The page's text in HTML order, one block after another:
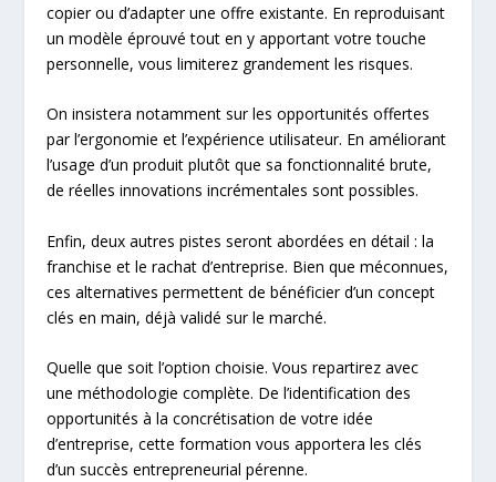
copier ou d’adapter une offre existante. En reproduisant
un modèle éprouvé tout en y apportant votre touche
personnelle, vous limiterez grandement les risques.
On insistera notamment sur les opportunités offertes
par l’ergonomie et l’expérience utilisateur. En améliorant
l’usage d’un produit plutôt que sa fonctionnalité brute,
de réelles innovations incrémentales sont possibles.
Enfin, deux autres pistes seront abordées en détail : la
franchise et le rachat d’entreprise. Bien que méconnues,
ces alternatives permettent de bénéficier d’un concept
clés en main, déjà validé sur le marché.
Quelle que soit l’option choisie. Vous repartirez avec
une méthodologie complète. De l’identification des
opportunités à la concrétisation de votre idée
d’entreprise, cette formation vous apportera les clés
d’un succès entrepreneurial pérenne.